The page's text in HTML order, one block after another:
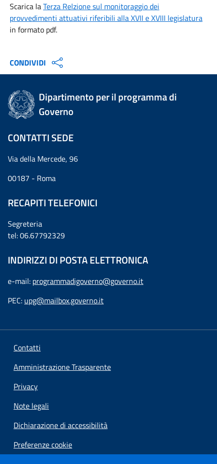
Scarica laTerza Relzione sul monitoraggio dei
provvedimenti attuativi riferibili alla XVII e XVIII legislatura
in formato pdf.
CONDIVIDI
Dipartimento per il programma di
Governo
CONTATTI SEDE
Via della Mercede, 96
00187 - Roma
RECAPITI TELEFONICI
Segreteria
tel: 06.67792329
INDIRIZZI DI POSTA ELETTRONICA
e-mail: programmadigoverno@governo.it
PEC: upg@mailbox.governo.it
Contatti
Amministrazione Trasparente
Privacy
Note legali
Dichiarazione di accessibilità
Preferenze cookie